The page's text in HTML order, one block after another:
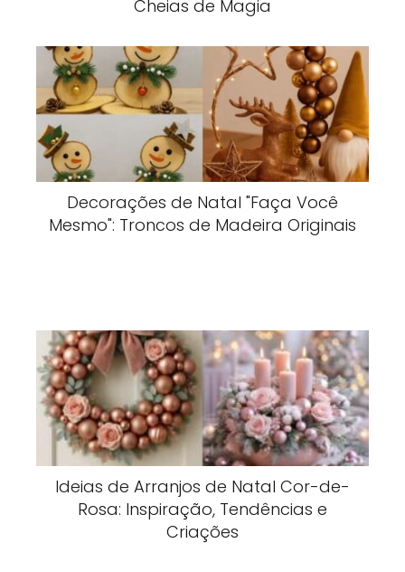
Cheias de Magia
Decorações de Natal "Faça Você
Mesmo": Troncos de Madeira Originais
Ideias de Arranjos de Natal Cor-de-
Rosa: Inspiração, Tendências e
Criações